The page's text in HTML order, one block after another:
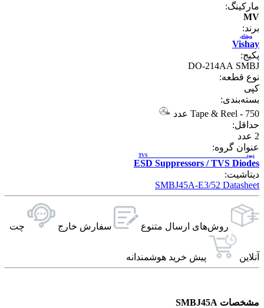
مارکینگ:
MV
برند:
Vishay
ویشای
پکیج:
DO-214AA SMBJ
نوع قطعه:
کپی
بسته‌بندی:
Tape & Reel - 750 عدد
حداقل:
2 عدد
عنوان گروه:
ESD Suppressors / TVS Diodes
دیود TVS
دیتاشیت:
SMBJ45A-E3/52 Datasheet
روش‌های ارسال‌ متنوع سفارش خارج چت
آنلاین پیش خرید هوشمندانه
مشخصات SMBJ45A